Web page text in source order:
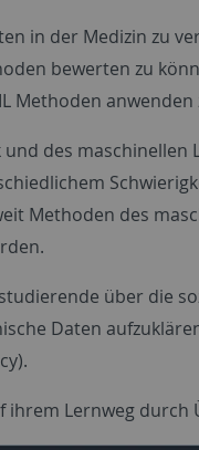
in der Medizin zu
bewerten zu
Methoden anwenden
des
Methoden des
über die
Daten
ihrem Lernweg